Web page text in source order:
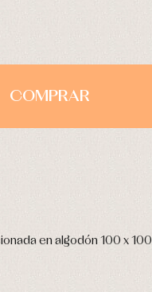
COMPRAR
en algodón 100 x 100